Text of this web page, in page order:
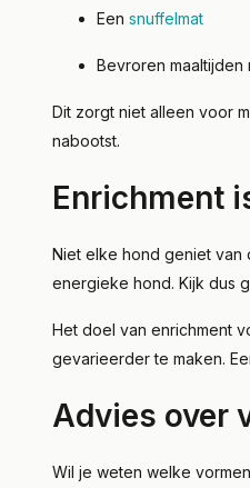
Een snuffelmat
Bevroren
Dit zorgt niet alleen voor
nabootst.
Enrichment
Niet elke hond geniet van
energieke hond. Kijk dus
Het doel van enrichment
gevarieerder te maken.
Advies over
Wil je weten welke